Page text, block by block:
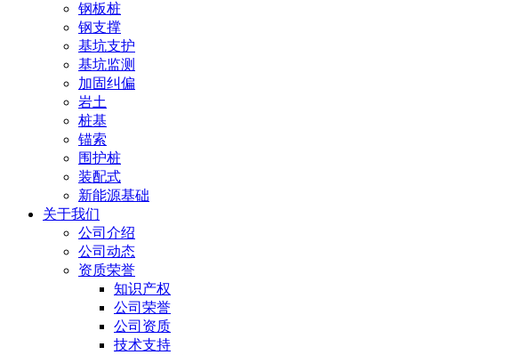
钢板桩
钢支撑
基坑支护
基坑监测
加固纠偏
岩土
桩基
锚索
围护桩
装配式
新能源基础
关于我们
公司介绍
公司动态
资质荣誉
知识产权
公司荣誉
公司资质
技术支持